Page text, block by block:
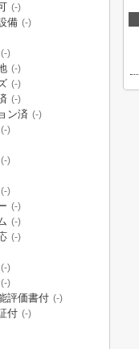
(-)
備 (-)
(-)
(-)
(-)
(-)
ン済 (-)
(-)
(-)
(-)
(-)
(-)
(-)
(-)
(-)
評価書付 (-)
付 (-)